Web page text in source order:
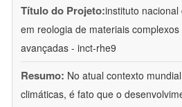
Título do Projeto:instituto
em reologia de materiais
avançadas - inct-rhe9
Resumo: No atual contexto
climáticas, é fato que o